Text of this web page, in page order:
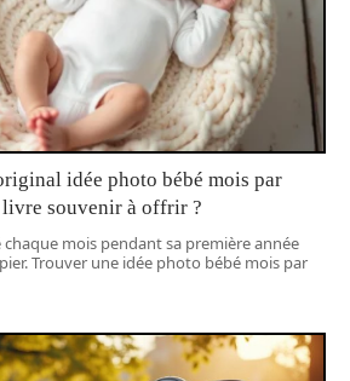
idée photo bébé mois par
souvenir à offrir ?
mois pendant sa première année
Trouver une idée photo bébé mois par